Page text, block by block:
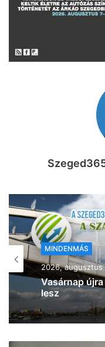
MINDENMÁS
2026, augusztus
Kigyulladt a
egyre jobban